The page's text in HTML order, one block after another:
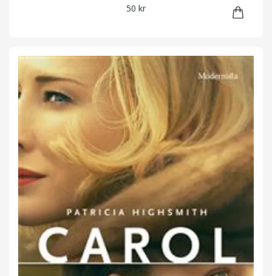
50 kr